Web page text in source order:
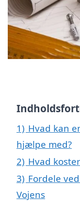
1) Hvad kan
hjælpe med?
2) Hvad
3) Fordele
Vojens